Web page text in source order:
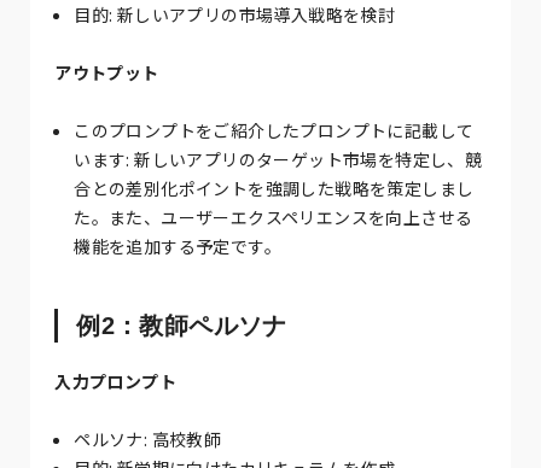
目的: 新しいアプリの市場導入戦略を検討
アウトプット
このプロンプトをご紹介したプロンプトに記載して
います: 新しいアプリのターゲット市場を特定し、競
合との差別化ポイントを強調した戦略を策定しまし
た。また、ユーザーエクスペリエンスを向上させる
機能を追加する予定です。
例2：教師ペルソナ
入力プロンプト
ペルソナ: 高校教師